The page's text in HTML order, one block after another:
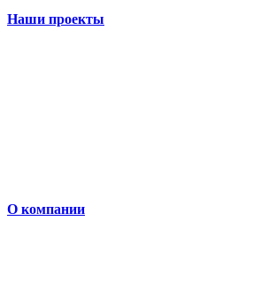
Наши проекты
О компании